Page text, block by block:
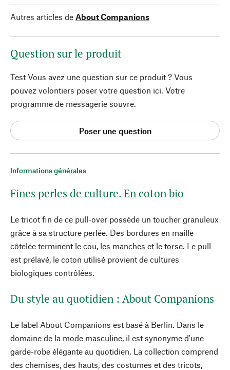
Informations générales
Fines perles de culture. En coton bio
Le tricot fin de ce pull-over possède un toucher granuleux
grâce à sa structure perlée. Des bordures en maille
côtelée terminent le cou, les manches et le torse. Le pull
est prélavé, le coton utilisé provient de cultures
biologiques contrôlées.
Du style au quotidien : About Companions
Le label About Companions est basé à Berlin. Dans le
domaine de la mode masculine, il est synonyme d'une
garde-robe élégante au quotidien. La collection comprend
des chemises, des hauts, des costumes et des tricots,
Autres articles de About Companions
Question sur le produit
Test Vous avez une question sur ce produit ? Vous
pouvez volontiers poser votre question ici. Votre
programme de messagerie souvre.
Poser une question